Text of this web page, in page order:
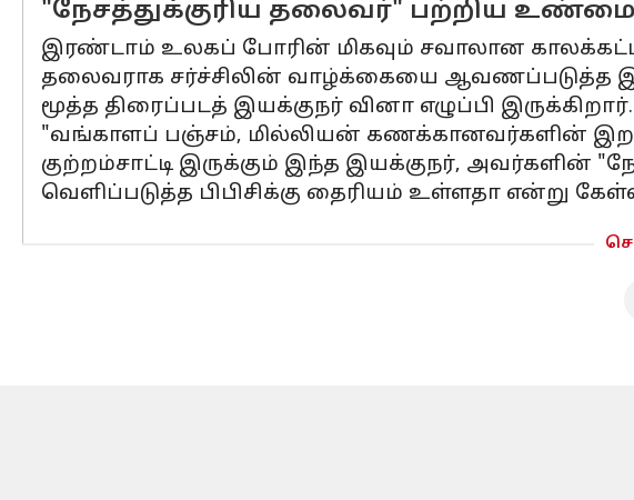
"நேசத்துக்குரிய தலைவர்" பற்றிய உண்மை
இரண்டாம் உலகப் போரின் மிகவும் சவாலான
தலைவராக சர்ச்சிலின் வாழ்க்கையை ஆவணப்படுத்த
மூத்த திரைப்படத் இயக்குநர் வினா எழுப்பி இருக்கிறார்.
"வங்காளப் பஞ்சம், மில்லியன் கணக்கானவர்களின்
குற்றம்சாட்டி இருக்கும் இந்த இயக்குநர்,
வெளிப்படுத்த பிபிசிக்கு தைரியம் உள்ளதா என்று